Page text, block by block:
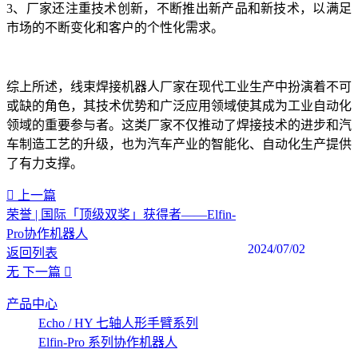
3、厂家还注重技术创新，不断推出新产品和新技术，以满足
市场的不断变化和客户的个性化需求。
综上所述，线束焊接机器人厂家在现代工业生产中扮演着不可
或缺的角色，其技术优势和广泛应用领域使其成为工业自动化
领域的重要参与者。这类厂家不仅推动了焊接技术的进步和汽
车制造工艺的升级，也为汽车产业的智能化、自动化生产提供
了有力支撑。‍
上一篇
荣誉 | 国际「顶级双奖」获得者——Elfin-
Pro协作机器人
2024/07/02
返回列表
无 下一篇
产品中心
Echo / HY 七轴人形手臂系列
Elfin-Pro 系列协作机器人